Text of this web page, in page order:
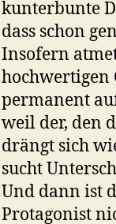
kunterbunte
dass schon
Insofern
hochwertigen
permanent
weil der, den
drängt sich
sucht
Und dann ist
Protagonist